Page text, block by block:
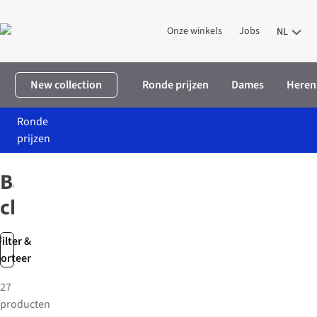
Onze winkels Jobs NL
New collection Ronde prijzen Dames Heren
Ronde
prijzen
&
Bag
charms
27
producten